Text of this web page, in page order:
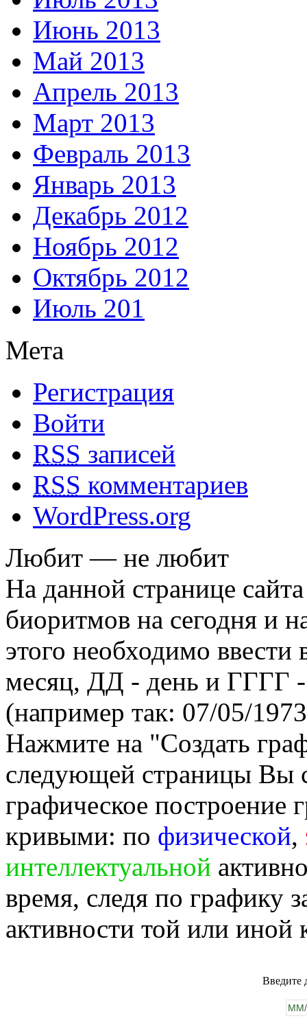
Июнь 2013
Май 2013
Апрель 2013
Март 2013
Февраль 2013
Январь 2013
Декабрь 2012
Ноябрь 2012
Октябрь 2012
Июль 201
Мета
Регистрация
Войти
RSS записей
RSS комментариев
WordPress.org
Любит — не любит
На данной странице
биоритмов на сегодня и
этого необходимо
месяц, ДД - день и ГГГГ -
(например так: 07/05/
Нажмите на "Создать
следующей страницы Вы
графическое построение
кривыми: по физической,
интеллектуальной
время, следя по графику
активности той или иной
Введите